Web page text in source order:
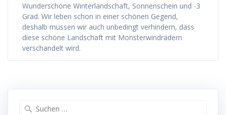
Wunderschöne Winterlandschaft, Sonnenschein und -3
Grad. Wir leben schon in einer schönen Gegend,
deshalb müssen wir auch unbedingt verhindern, dass
diese schöne Landschaft mit Monsterwindrädern
verschandelt wird.